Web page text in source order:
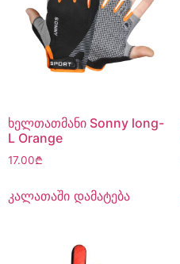
ხელთათმანი Sonny long-
L Orange
17.00₾
კალათაში დამატება